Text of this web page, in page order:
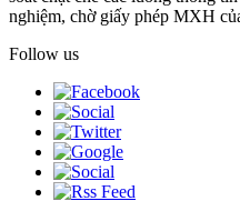
nghiệm, chờ giấy phép MXH
Follow us